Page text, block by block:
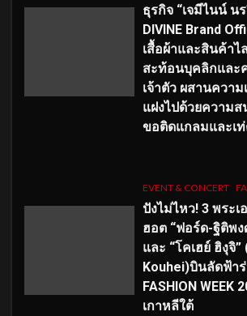
ธุรกิจ “เจมีไนน์ น
DIVINE Brand
เสื้อผ้าและสินค้าไ
สะท้อนบุคลิกและ
เจ้าตัว ผสานความ
แฝงไปด้วยความ
ขอติดแกลมและเ
EVENT & CONCERT
ปังไม่ไหว! 3 พระ
ฮอต “ฟอร์ด-ฐิติพง
และ “โคเฮย์ ฮิงุจิ
Kouhei)บินลัดฟ้าร่
FASHION WEEK
เกาหลีใต้